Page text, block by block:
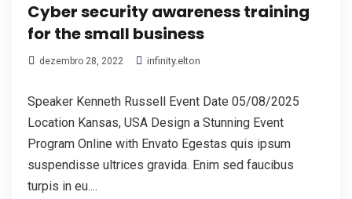
Cyber security awareness training
for the small business
dezembro 28, 2022 infinity.elton
Speaker Kenneth Russell Event Date 05/08/2025
Location Kansas, USA Design a Stunning Event
Program Online with Envato Egestas quis ipsum
suspendisse ultrices gravida. Enim sed faucibus
turpis in eu....